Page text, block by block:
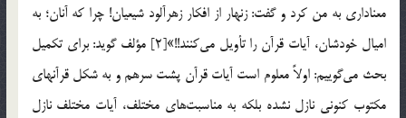
معناداري به من كرد و گفت: زنهار از افكار زهرآلود شيعيان! چرا كه آنان؛ به
اميال خودشان، آيات قرآن را تأويل مي‌كنند!!»[2] مؤلف گويد: براي تكميل
بحث مي‌گوييم: اولاً معلوم است آيات قرآن پشت سرهم و به شكل قرآنهاي
مكتوب كنوني نازل نشده بلكه به مناسبت‌هاي مختلف، آيات مختلف نازل